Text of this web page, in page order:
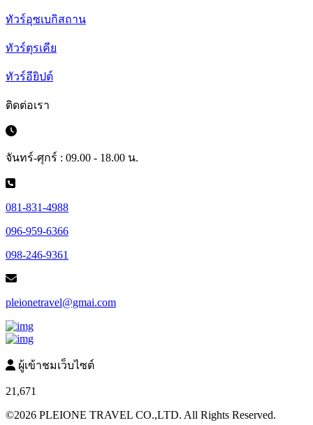
ทัวร์อุซเบกิสถาน
ทัวร์ตุรเคีย
ทัวร์อียิปต์
ติดต่อเรา
จันทร์-ศุกร์ : 09.00 - 18.00 น.
081-831-4988
096-959-6366
098-246-9361
pleionetravel@gmai.com
ผู้เข้าชมเว็บไซต์
21,671
©2026 PLEIONE TRAVEL CO.,LTD. All Rights Reserved.